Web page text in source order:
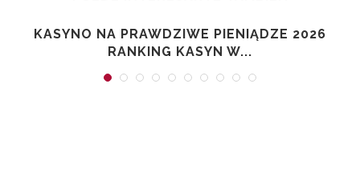
KASYNO NA PRAWDZIWE PIENIĄDZE 2026
RANKING KASYN W...